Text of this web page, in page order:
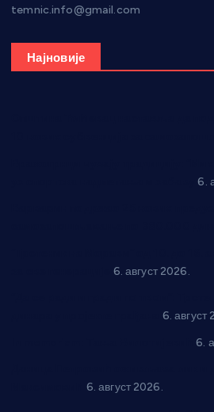
temnic.info@gmail.com
Најновије
6.
6. август 2026.
6. август
6.
6. август 2026.